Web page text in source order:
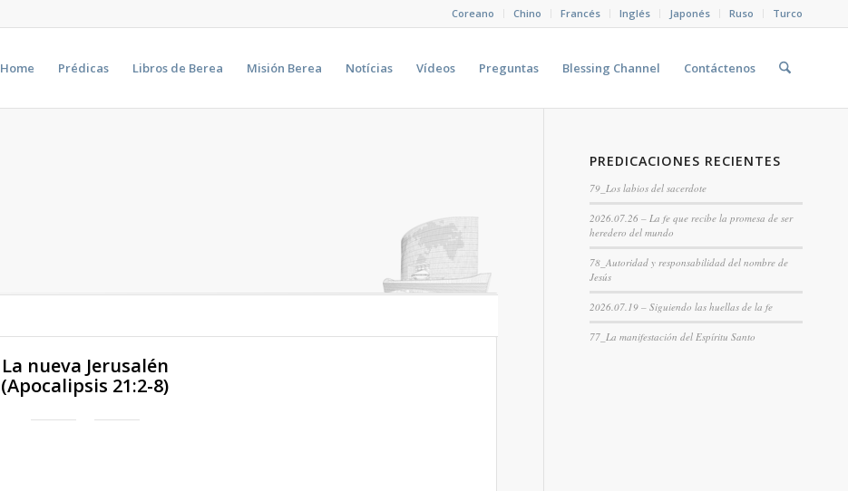
Coreano Chino Francés Inglés Japonés Ruso Turco
Home Prédicas Libros de Berea Misión Berea Notícias Vídeos Preguntas Blessing Channel Contáctenos
La nueva Jerusalén
(Apocalipsis 21:2-8)
PREDICACIONES RECIENTES
79_Los labios del sacerdote
2026.07.26 – La fe que recibe la promesa de ser
heredero del mundo
78_Autoridad y responsabilidad del nombre de
Jesús
2026.07.19 – Siguiendo las huellas de la fe
77_La manifestación del Espíritu Santo